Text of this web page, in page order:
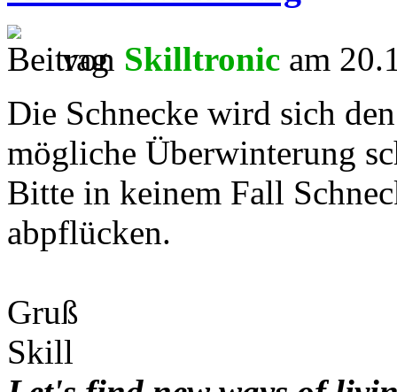
von Skilltronic am
Die Schnecke wird sich
mögliche Überwinterung
Bitte in keinem Fall
abpflücken.
Gruß
Skill